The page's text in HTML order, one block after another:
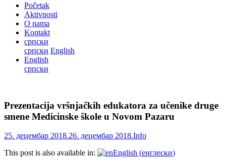
Početak
Aktivnosti
O nama
Kontakt
српски
српски English
English
српски
Prezentacija vršnjačkih edukatora za učenike druge
smene Medicinske škole u Novom Pazaru
25. децембар 2018.26. децембар 2018.Info
This post is also available in:
English (енглески)